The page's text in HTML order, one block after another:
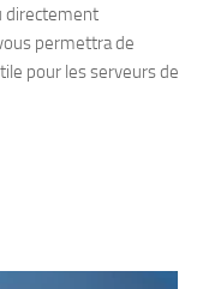
directement
permettra de
pour les serveurs de